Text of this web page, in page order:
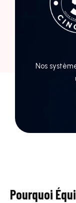
Nos
Pourquoi